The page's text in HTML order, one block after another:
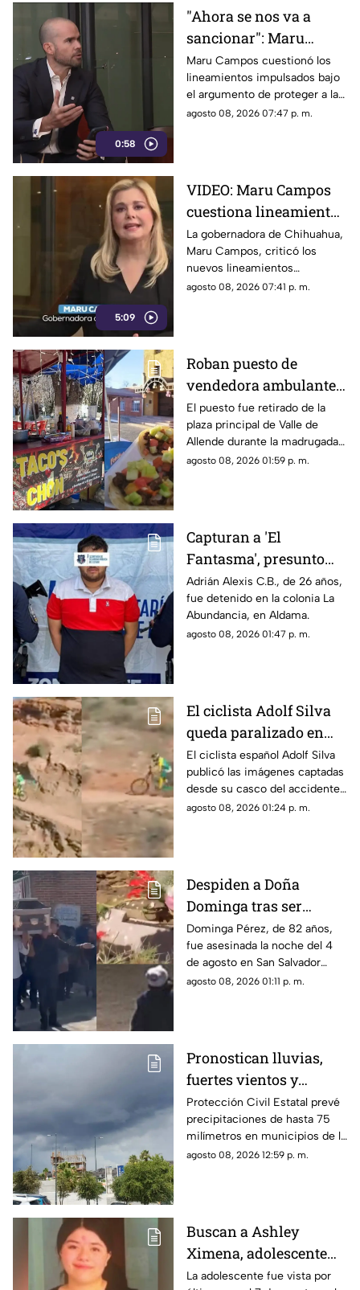
0:58
"Ahora se nos va a
sancionar": Maru
Campos acusa censura
en nuevos
lineamientos para
medios
Maru Campos cuestionó los
lineamientos impulsados bajo
el argumento de proteger a las
audiencias y afirmó que
agosto 08, 2026 07:47 p. m.
5:09
VIDEO: Maru Campos
cuestiona lineamientos
para medios y advierte
riesgos para la libertad
de expresión
La gobernadora de Chihuahua,
Maru Campos, criticó los
nuevos lineamientos
relacionados con los derechos
agosto 08, 2026 07:41 p. m.
Roban puesto de
vendedora ambulante
en Valle de Allende;
piden ayuda para
localizarlo
El puesto fue retirado de la
plaza principal de Valle de
Allende durante la madrugada,
junto con el asador, carpa,
agosto 08, 2026 01:59 p. m.
Capturan a 'El
Fantasma', presunto
líder delictivo en
Aldama
Adrián Alexis C.B., de 26 años,
fue detenido en la colonia La
Abundancia, en Aldama.
agosto 08, 2026 01:47 p. m.
El ciclista Adolf Silva
queda paralizado en
vivo; liberan video del
brutal accidente
El ciclista español Adolf Silva
publicó las imágenes captadas
desde su casco del accidente
que sufrió durante el Red Bull
agosto 08, 2026 01:24 p. m.
Despiden a Doña
Dominga tras ser
asesinada por 90 pesos
en Amozoc
Dominga Pérez, de 82 años,
fue asesinada la noche del 4
de agosto en San Salvador
Chachapa, Amozoc, Puebla,
agosto 08, 2026 01:11 p. m.
Pronostican lluvias,
fuertes vientos y
temperaturas de hasta
39°C para Chihuahua
Protección Civil Estatal prevé
precipitaciones de hasta 75
milímetros en municipios de la
zona suroeste, además de
agosto 08, 2026 12:59 p. m.
Buscan a Ashley
Ximena, adolescente
desaparecida en la
La adolescente fue vista por